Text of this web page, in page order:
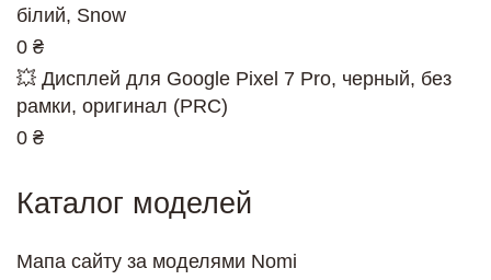
білий, Snow
0 ₴
💥 Дисплей для Google Pixel 7 Pro, черный, без
рамки, оригинал (PRC)
0 ₴
Каталог моделей
Мапа сайту за моделями Nomi